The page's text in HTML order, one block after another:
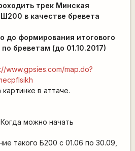
трек Минская
в качестве бревета
до формирования итогового
бреветам (до 01.10.2017)
www.gpsies.com/map.do?
в аттаче.
можно начать
такого Б200 с 01.06 по 30.09,